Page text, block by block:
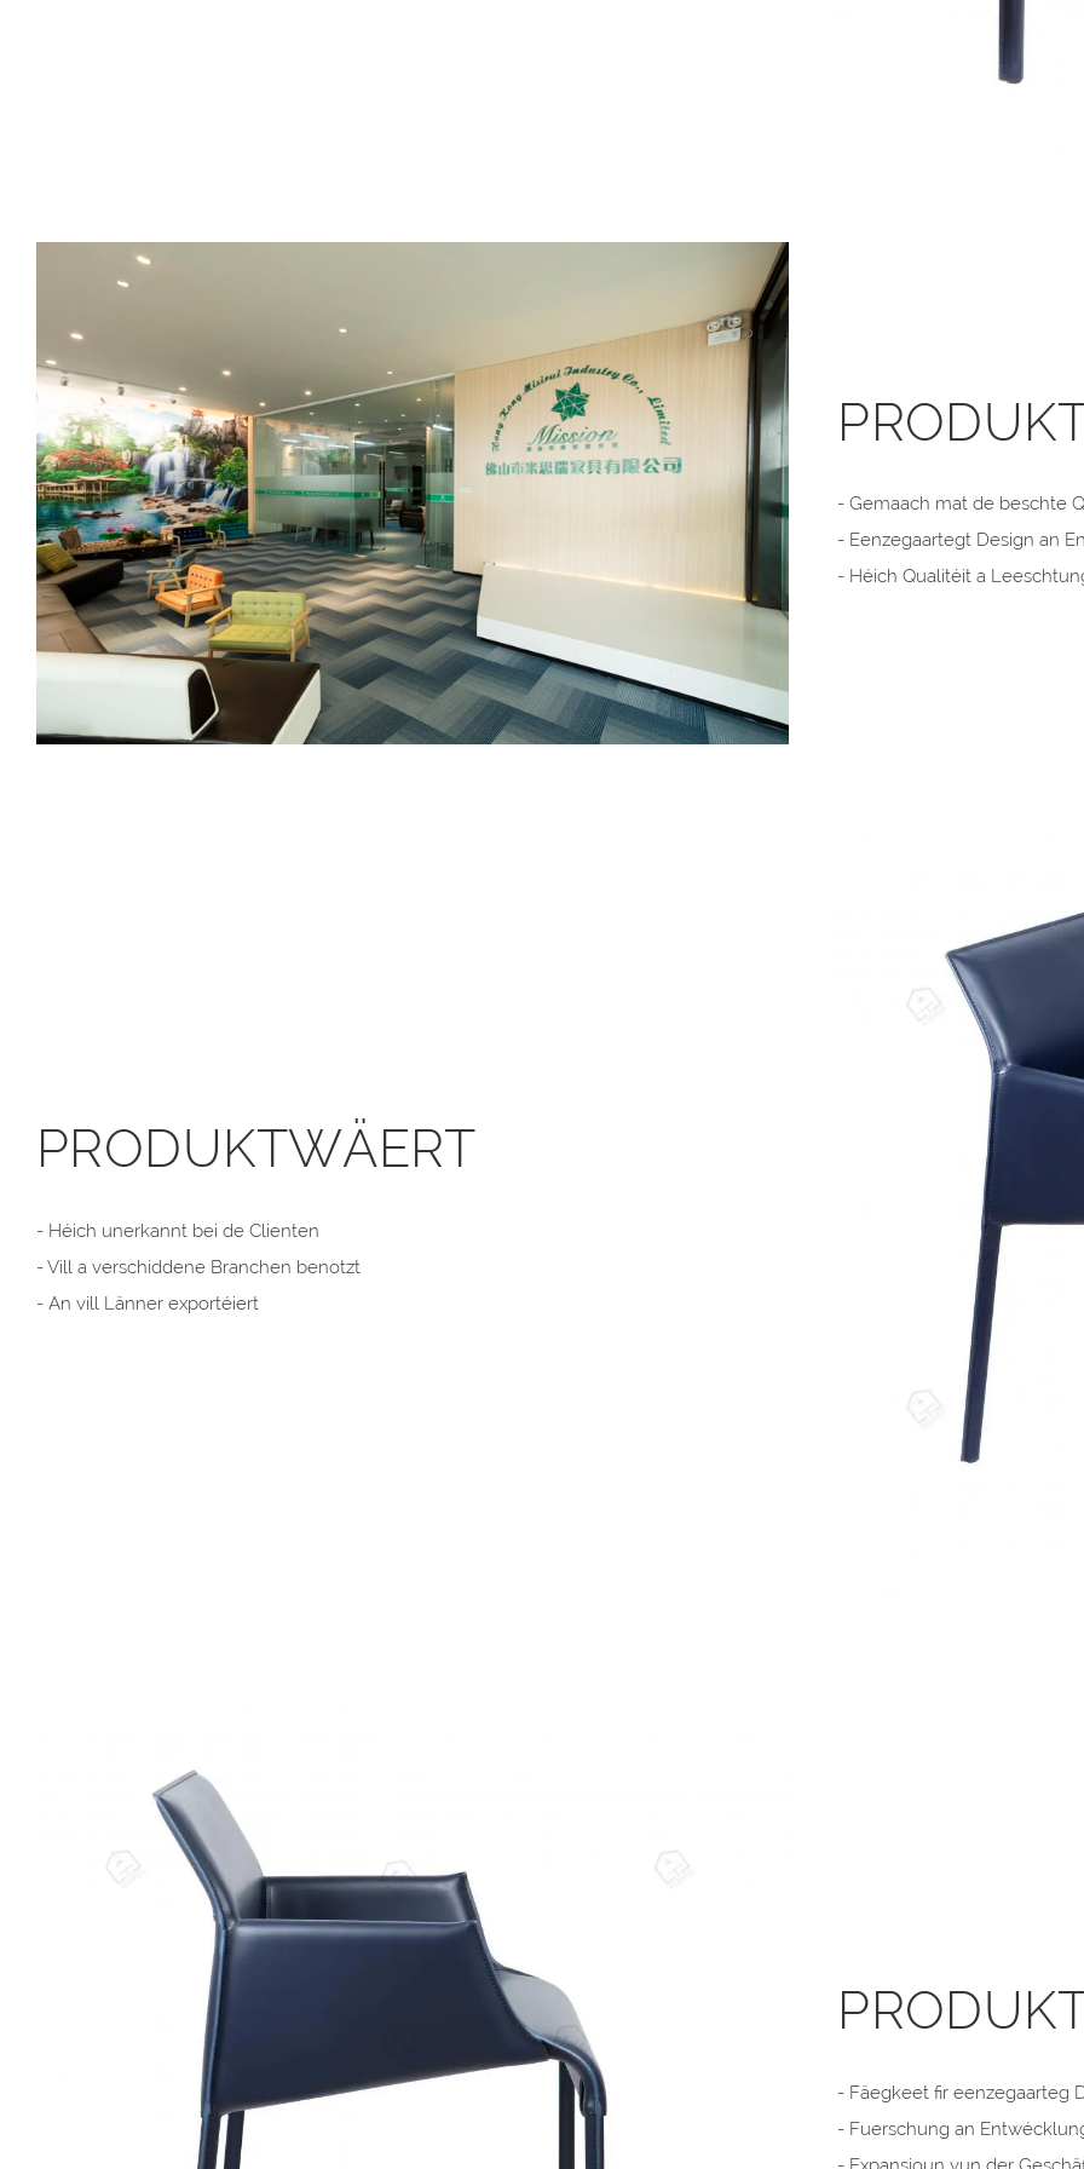
- Gemaach mat de beschte
- Eenzegaartegt Design an
- Héich Qualitéit a
PRODUKTWÄERT
- Héich unerkannt bei de Clienten
- Vill a verschiddene Branchen benotzt
- An vill Länner exportéiert
- Fäegkeet fir eenzegaarteg
- Fuerschung an